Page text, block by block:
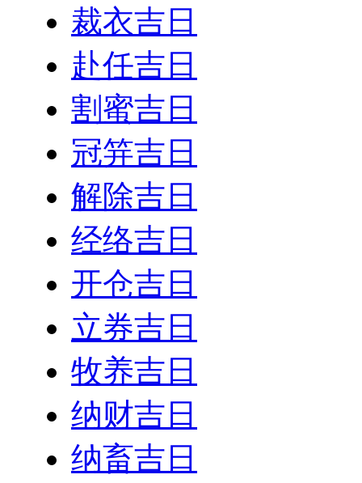
裁衣吉日
赴任吉日
割蜜吉日
冠笄吉日
解除吉日
经络吉日
开仓吉日
立券吉日
牧养吉日
纳财吉日
纳畜吉日